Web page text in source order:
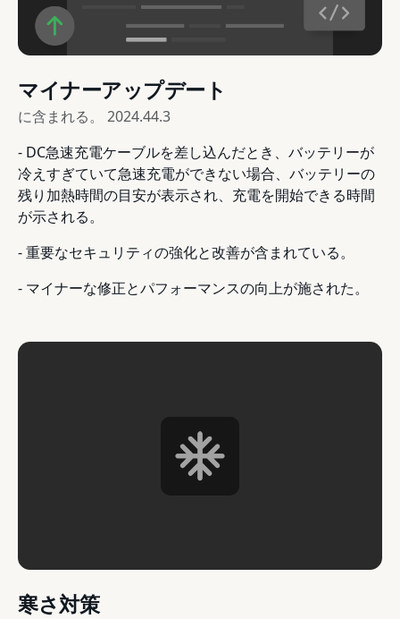
マイナーアップデート
に含まれる。 2024.44.3
- DC急速充電ケーブルを差し込んだとき、バッテリーが
冷えすぎていて急速充電ができない場合、バッテリーの
残り加熱時間の目安が表示され、充電を開始できる時間
が示される。
- 重要なセキュリティの強化と改善が含まれている。
- マイナーな修正とパフォーマンスの向上が施された。
寒さ対策